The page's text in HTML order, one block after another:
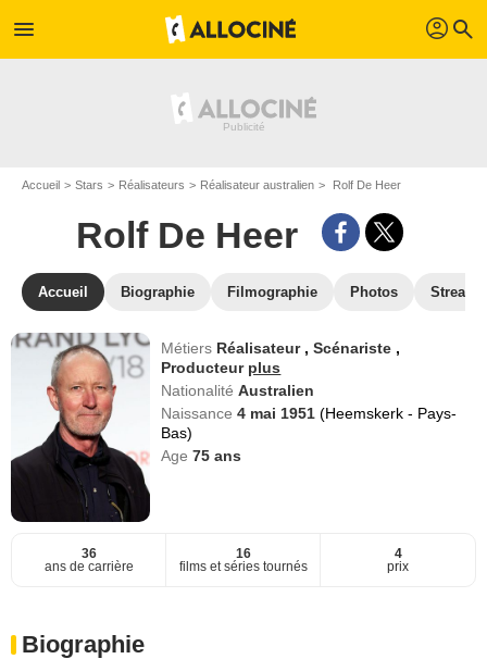
menu profil search
Accueil Stars Réalisateurs Réalisateur australien Rolf De Heer
Rolf De Heer
Accueil Biographie Filmographie Photos
Métiers Réalisateur ,Scénariste ,
Producteur plus
NationalitéAustralien
Naissance4 mai 1951(Heemskerk - Pays-
Bas)
Age75 ans
36
ans de carrière
16
films et séries tournés
4
prix
Biographie